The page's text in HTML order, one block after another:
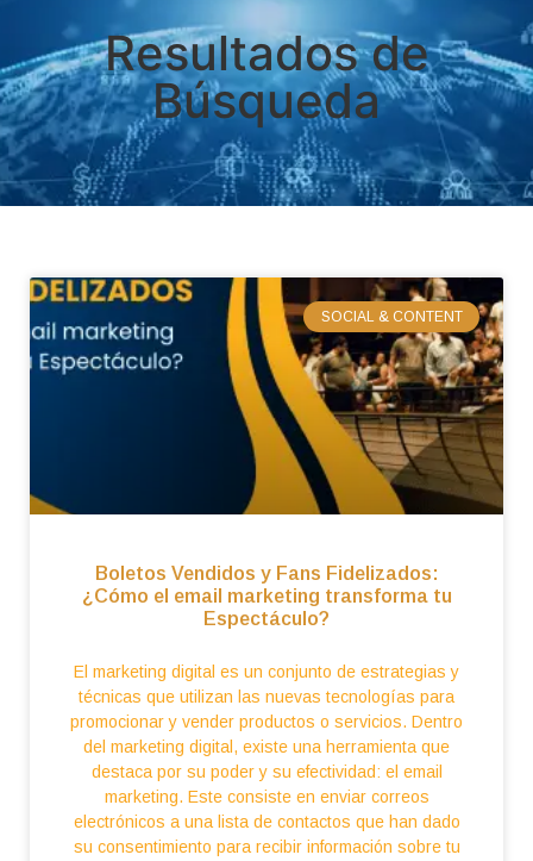
Resultados de
Búsqueda
SOCIAL & CONTENT
Boletos Vendidos y Fans Fidelizados:
¿Cómo el email marketing transforma tu
Espectáculo?
El marketing digital es un conjunto de estrategias y
técnicas que utilizan las nuevas tecnologías para
promocionar y vender productos o servicios. Dentro
del marketing digital, existe una herramienta que
destaca por su poder y su efectividad: el email
marketing. Este consiste en enviar correos
electrónicos a una lista de contactos que han dado
su consentimiento para recibir información sobre tu